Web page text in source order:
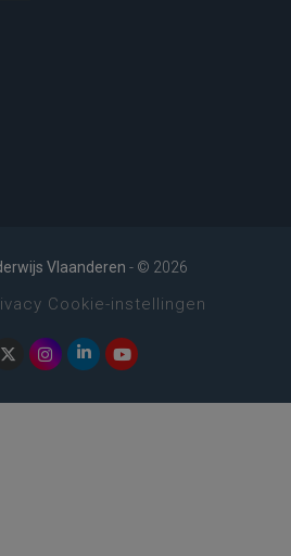
Vlaanderen - © 2026
Cookie-instellingen